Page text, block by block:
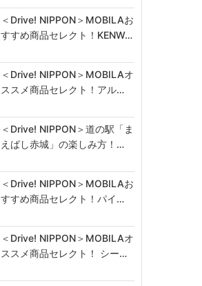
＜Drive! NIPPON＞MOBILAお
すすめ商品セレクト！KENW…
＜Drive! NIPPON＞MOBILAオ
ススメ商品セレクト！アル…
＜Drive! NIPPON＞道の駅「ま
えばし赤城」の楽しみ方！…
＜Drive! NIPPON＞MOBILAお
すすめ商品セレクト！パイ…
＜Drive! NIPPON＞MOBILAオ
ススメ商品セレクト！ シー…